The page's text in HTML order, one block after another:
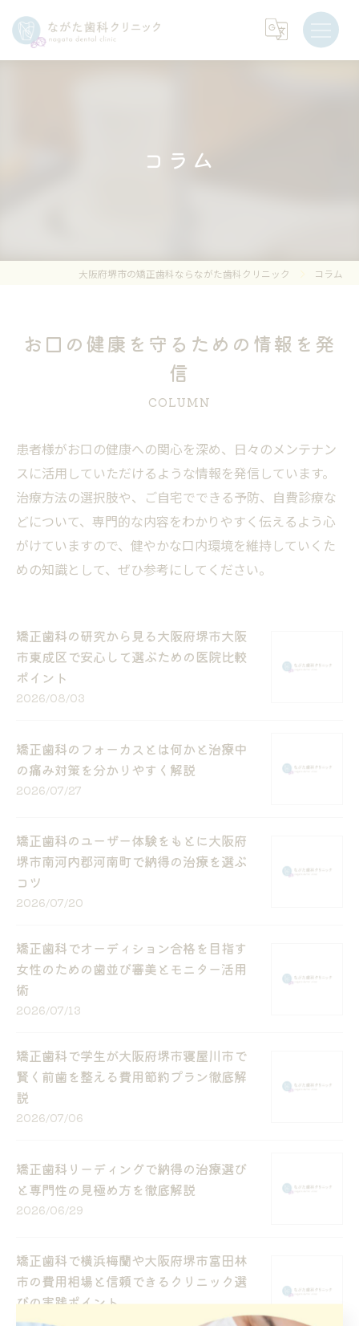
コラム
大阪府堺市の矯正歯科ならながた歯科クリニック コラム
お口の健康を守るための情報を発
信
COLUMN
患者様がお口の健康への関心を深め、日々のメンテナン
スに活用していただけるような情報を発信しています。
治療方法の選択肢や、ご自宅でできる予防、自費診療な
どについて、専門的な内容をわかりやすく伝えるよう心
がけていますので、健やかな口内環境を維持していくた
めの知識として、ぜひ参考にしてください。
矯正歯科の研究から見る大阪府堺市大阪
市東成区で安心して選ぶための医院比較
ポイント
2026/08/03
矯正歯科のフォーカスとは何かと治療中
の痛み対策を分かりやすく解説
2026/07/27
矯正歯科のユーザー体験をもとに大阪府
堺市南河内郡河南町で納得の治療を選ぶ
コツ
2026/07/20
矯正歯科でオーディション合格を目指す
女性のための歯並び審美とモニター活用
術
2026/07/13
矯正歯科で学生が大阪府堺市寝屋川市で
賢く前歯を整える費用節約プラン徹底解
説
2026/07/06
矯正歯科リーディングで納得の治療選び
と専門性の見極め方を徹底解説
2026/06/29
矯正歯科で横浜梅蘭や大阪府堺市富田林
市の費用相場と信頼できるクリニック選
びの実践ポイント
2026/06/22